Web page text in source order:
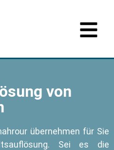
von
übernehmen für Sie
Sei es die